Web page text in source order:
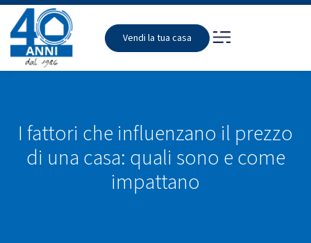
Vendi la tua casa
I fattori che influenzano il prezzo
di una casa: quali sono e come
impattano